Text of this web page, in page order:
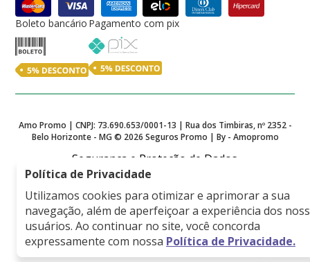
Política de Privacidade
Utilizamos cookies para otimizar e aprimorar a sua
navegação, além de aperfeiçoar a experiência dos
usuários. Ao continuar no site, você concorda
expressamente com nossa Política de Privacidade.
Boleto bancário Pagamento com pix
Amo Promo | CNPJ: 73.690.653/0001-13 | Rua dos Timbiras, nº 2352 -
Belo Horizonte - MG © 2026 Seguros Promo | By - Amopromo
Segurança e Proteção de Dados
Empresa associada a